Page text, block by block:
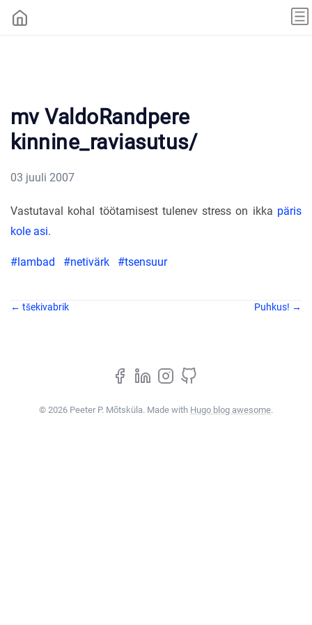
mv ValdoRandpere
kinnine_raviasutus/
03 juuli 2007
Vastutaval kohal töötamisest tulenev stress on ikka päris
kole asi.
#lambad #netivärk #tsensuur
← tšekivabrik Puhkus! →
© 2026 Peeter P. Mõtsküla. Made with Hugo blog awesome.